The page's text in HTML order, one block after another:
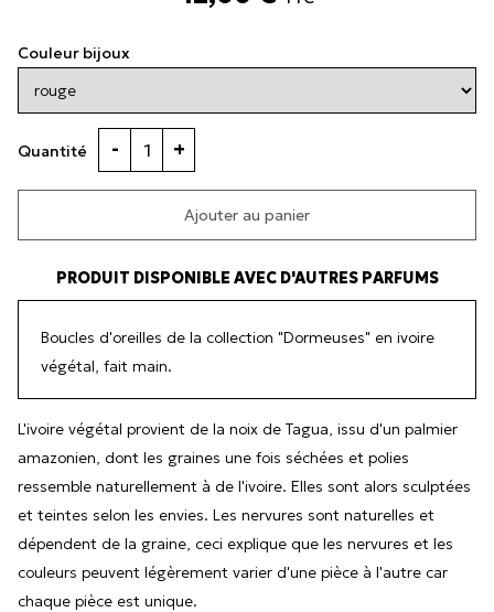
Boucles d'oreilles de la collection "Dormeuses" en ivoire
végétal, fait main.
L'ivoire végétal provient de la noix de Tagua, issu d'un palmier
amazonien, dont les graines une fois séchées et polies
ressemble naturellement à de l'ivoire. Elles sont alors sculptées
et teintes selon les envies. Les nervures sont naturelles et
dépendent de la graine, ceci explique que les nervures et les
couleurs peuvent légèrement varier d'une pièce à l'autre car
chaque pièce est unique.
Couleur bijoux
Quantité - +
Ajouter au panier
PRODUIT DISPONIBLE AVEC D'AUTRES PARFUMS